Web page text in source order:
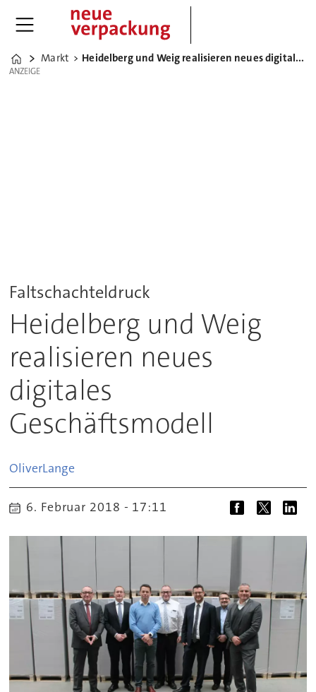
Home
Markt Heidelberg und Weig realisieren neues digitales Geschäftsmodell
ANZEIGE
ANZEIGE
Faltschachteldruck
Heidelberg und Weig
realisieren neues
digitales
Geschäftsmodell
OliverLange
6. Februar 2018 - 17:11